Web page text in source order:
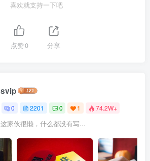
喜欢就支持一下吧
点赞0 分享
svip
0 2201 0 1 74.2W+
这家伙很懒，什么都没有写...